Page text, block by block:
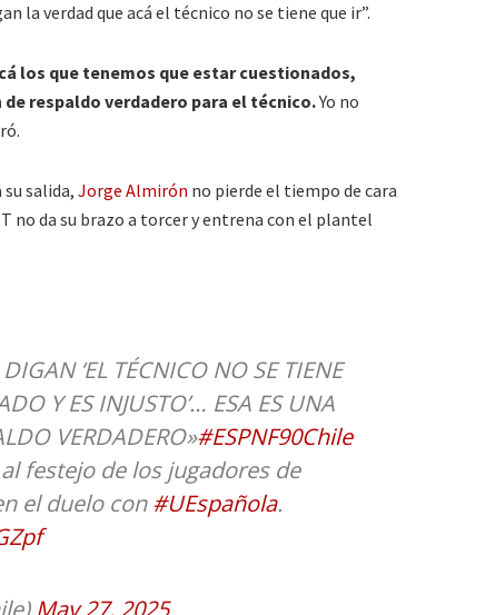
la verdad que acá el técnico no se tiene que ir”.
los que tenemos que estar cuestionados,
respaldo verdadero para el técnico.Yo no
salida, Jorge Almirón no pierde el tiempo de cara
no da su brazo a torcer y entrena con el plantel
‘EL TÉCNICO NO SE TIENE
Y ES INJUSTO’… ESA ES UNA
VERDADERO»#ESPNF90Chile
festejo de los jugadores de
el duelo con#UEspañola.